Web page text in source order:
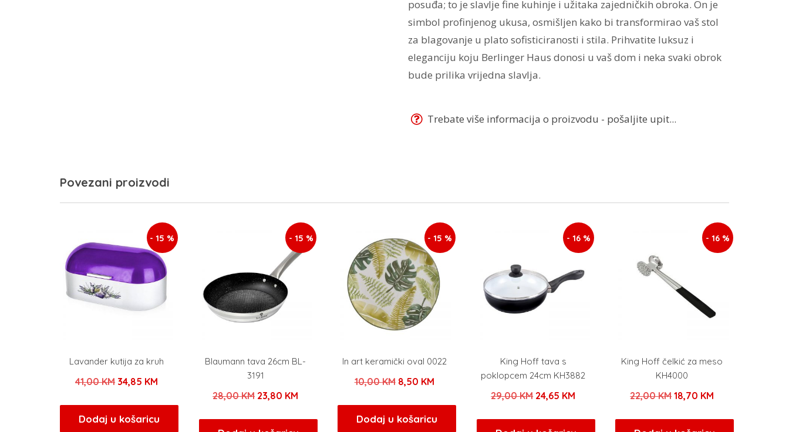
posuđa; to je slavlje fine kuhinje i užitaka zajedničkih obroka. On je
simbol profinjenog ukusa, osmišljen kako bi transformirao vaš stol
za blagovanje u plato sofisticiranosti i stila. Prihvatite luksuz i
eleganciju koju Berlinger Haus donosi u vaš dom i neka svaki obrok
bude prilika vrijedna slavlja.
Trebate više informacija o proizvodu - pošaljite upit...
Povezani proizvodi
- 15 %
Lavander kutija za kruh
41,00KM Izvorna
bila
34,85 KM
je:
Dodaj u košaricu
- 15 %
Blaumann tava 26cm BL-
3191
28,00KM Izvorna
23,80 KM
- 15 %
In art keramički oval 0022
10,00KM Izvorna
bila
8,50 KMTrenutna
je:
Dodaj u košaricu
- 16 %
King Hoff tava s
poklopcem 24cm KH3882
29,00KM Izvorna
24,65 KM
- 16 %
King Hoff čelkić za meso
KH4000
22,00KMIzvorna
18,70 KM